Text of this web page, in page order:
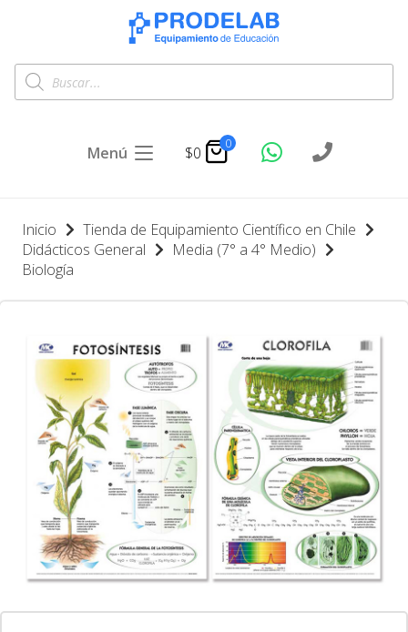
Búsqueda
de
productos
Menú $0 0
Inicio
Tienda de Equipamiento Científico en Chile
Didácticos General
Media (7° a 4° Medio)
Biología